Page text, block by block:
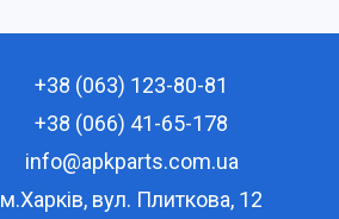
+38 (063) 123-80-81
+38 (066) 41-65-178
info@apkparts.com.ua
м.Харків, вул. Плиткова, 12